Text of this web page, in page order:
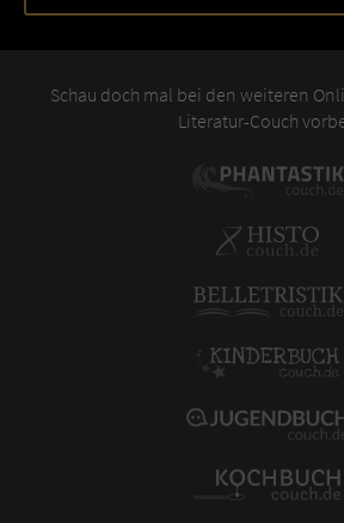
Schau doch mal bei den weiteren
Literatur-Couch